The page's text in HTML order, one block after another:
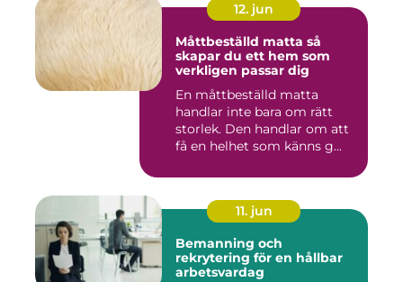
12. jun
Måttbeställd matta så
skapar du ett hem som
verkligen passar dig
En måttbeställd matta
handlar inte bara om rätt
storlek. Den handlar om att
få en helhet som känns g...
11. jun
Bemanning och
rekrytering för en hållbar
arbetsvardag